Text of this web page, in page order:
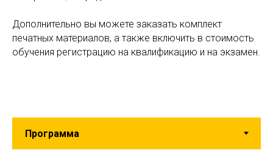
Дополнительно вы можете заказать комплект
печатных материалов, а также включить в стоимость
обучения регистрацию на квалификацию и на экзамен.